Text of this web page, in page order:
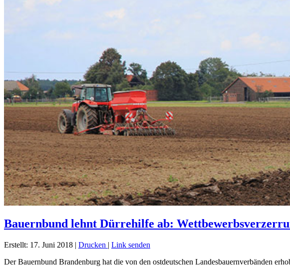
Bauernbund lehnt Dürrehilfe ab:
Erstellt: 17. Juni 2018 | Drucken | Link senden
Der Bauernbund Brandenburg hat die von den ostdeutschen Landesbauernverbänden